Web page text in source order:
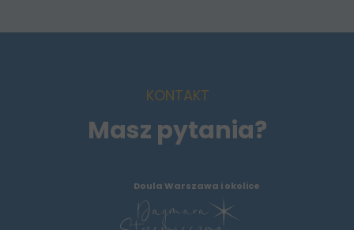
Doula Warszawa i okolice
KONTAKT
Masz pytania?